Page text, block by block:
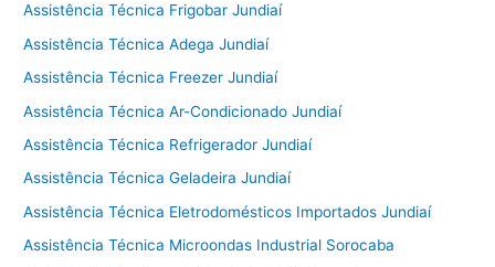
Assistência Técnica Frigobar Jundiaí
Assistência Técnica Adega Jundiaí
Assistência Técnica Freezer Jundiaí
Assistência Técnica Ar-Condicionado Jundiaí
Assistência Técnica Refrigerador Jundiaí
Assistência Técnica Geladeira Jundiaí
Assistência Técnica Eletrodomésticos Importados Jundiaí
Assistência Técnica Microondas Industrial Sorocaba